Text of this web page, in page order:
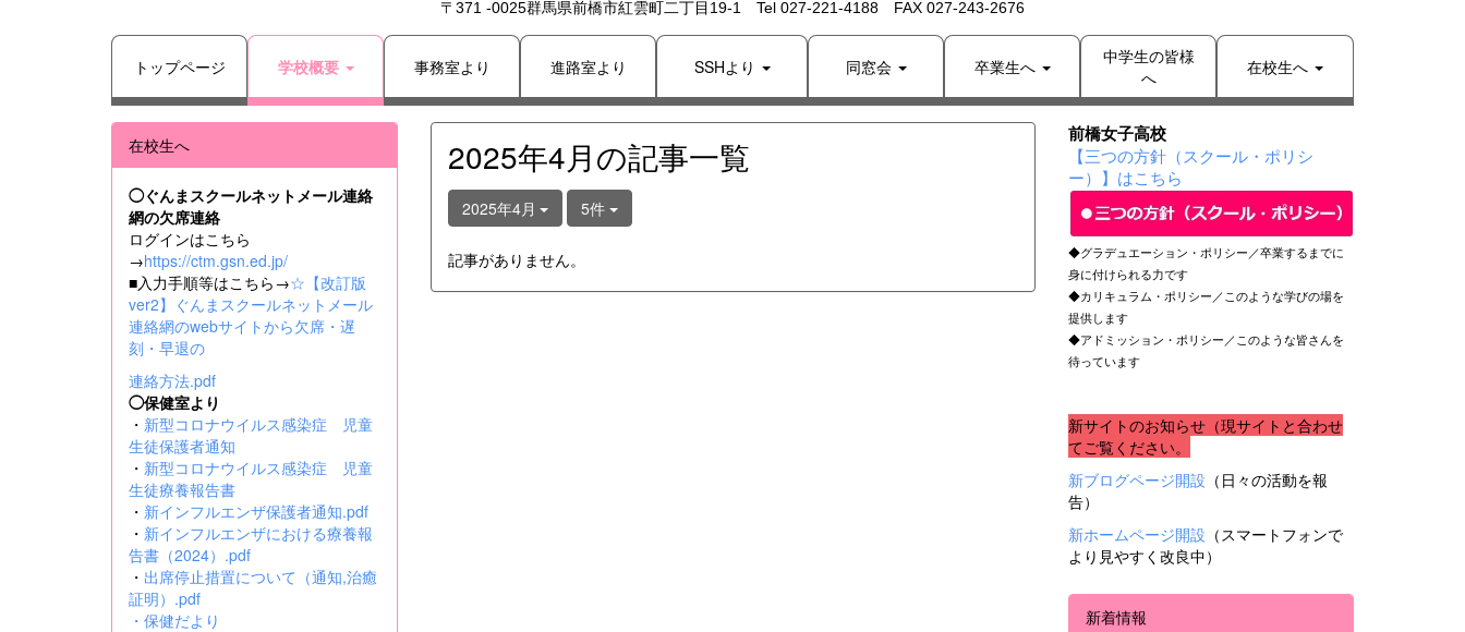
〒371 -0025群馬県前橋市紅雲町二丁目19-1 Tel 027-221-4188 FAX 027-243-2676
トップページ 学校概要 事務室より 進路室より SSHより 同窓会 卒業生へ
中学生の皆様
へ
在校生へ
2025年4月の記事一覧
2025年4月 5件
記事がありません。
在校生へ
◯ぐんまスクールネットメール連絡
網の欠席連絡
ログインはこちら
→https://ctm.gsn.ed.jp/
■入力手順等はこちら→☆【改訂版
ver2】ぐんまスクールネットメール
連絡網のwebサイトから欠席・遅
刻・早退の
連絡方法.pdf
◯保健室より
・ 新型コロナウイルス感染症 児童
生徒保護者通知
・ 新型コロナウイルス感染症 児童
生徒療養報告書
・ 新インフルエンザ保護者通知.pdf
・ 新インフルエンザにおける療養報
告書（2024）.pdf
・ 出席停止措置について（通知,治癒
証明）.pdf
・ 保健だより
前橋女子高校
【三つの方針（スクール・ポリシ
ー）】はこちら
◆グラデュエーション・ポリシー／卒業するまでに
身に付けられる力です
◆カリキュラム・ポリシー／このような学びの場を
提供します
◆アドミッション・ポリシー／このような皆さんを
待っています
新サイトのお知らせ（現サイトと合わせ
てご覧ください。
新ブログページ開設 （日々の活動を報
告）
新ホームページ開設 （スマートフォンで
より見やすく改良中）
新着情報